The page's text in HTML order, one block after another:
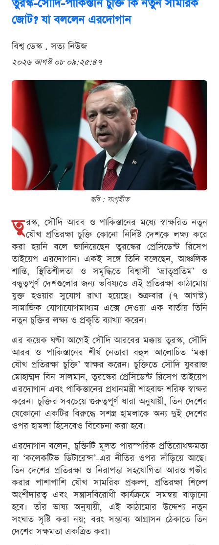
তুরস্ক-সৌদি-পাকিস্তান চুক্তি কি নতুন সামরিক
জোট? যা বললেন এরদোগান
বিশ্ব ডেস্ক . সত্য নিউজ
২০২৬ আগস্ট ০৮ ০৯:২৫:৪৭
ছবি : সংগৃহীত
তু রস্ক, সৌদি আরব ও পাকিস্তানের মধ্যে স্বাক্ষরিত নতুন
যৌথ প্রতিরক্ষা চুক্তি কোনো নির্দিষ্ট দেশকে লক্ষ্য করে
করা হয়নি বলে জানিয়েছেন তুরস্কের প্রেসিডেন্ট রিসেপ
তাইয়েপ এরদোগান। একই সঙ্গে তিনি বলেছেন, আঞ্চলিক
শান্তি, স্থিতিশীলতা ও সমৃদ্ধিতে বিশ্বাসী ‘ভ্রাতৃপ্রতিম’ ও
বন্ধুত্বপূর্ণ দেশগুলোর জন্য ভবিষ্যতে এই প্রতিরক্ষা কাঠামোয়
যুক্ত হওয়ার সুযোগ রাখা হয়েছে। শুক্রবার (৭ আগস্ট)
সামাজিক যোগাযোগমাধ্যম এক্সে দেওয়া এক বার্তায় তিনি
নতুন চুক্তির লক্ষ্য ও প্রকৃতি ব্যাখ্যা করেন।
এর কয়েক ঘণ্টা আগেই সৌদি আরবের মক্কায় তুরস্ক, সৌদি
আরব ও পাকিস্তানের শীর্ষ নেতারা বহুল আলোচিত ‘মক্কা
যৌথ প্রতিরক্ষা চুক্তি’ স্বাক্ষর করেন। চুক্তিতে সৌদি যুবরাজ
মোহাম্মদ বিন সালমান, তুরস্কের প্রেসিডেন্ট রিসেপ তাইয়েপ
এরদোগান এবং পাকিস্তানের প্রধানমন্ত্রী শাহবাজ শরিফ স্বাক্ষর
করেন। চুক্তির সবচেয়ে গুরুত্বপূর্ণ ধারা অনুযায়ী, তিন দেশের
যেকোনো একটির বিরুদ্ধে সশস্ত্র হামলাকে অন্য দুই দেশের
ওপর হামলা হিসেবেও বিবেচনা করা হবে।
এরদোগান বলেন, চুক্তিটি মূলত পারস্পরিক প্রতিরোধক্ষমতা
বা ‘কলেকটিভ ডিটারেন্স’-এর নীতির ওপর দাঁড়িয়ে আছে।
তিন দেশের প্রতিরক্ষা ও নিরাপত্তা সহযোগিতা আরও গভীর
করার পাশাপাশি যৌথ সামরিক প্রকল্প, প্রতিরক্ষা শিল্পে
অংশীদারত্ব এবং সন্ত্রাসবিরোধী কার্যক্রমে সমন্বয় বাড়ানো
হবে। তাঁর ভাষ্য অনুযায়ী, এই কাঠামোর উদ্দেশ্য নতুন
সংঘাত সৃষ্টি করা নয়; বরং সম্ভাব্য আগ্রাসন ঠেকাতে তিন
দেশের সক্ষমতা একত্রিত করা।